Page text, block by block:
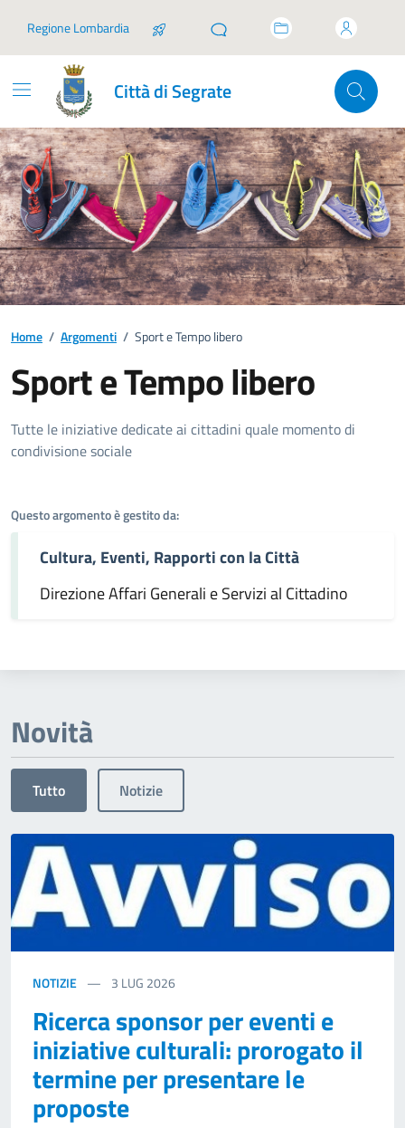
Regione Lombardia
Città di Segrate
Home / Argomenti / Sport e Tempo libero
Sport e Tempo libero
Dettagli dell'argomento
Tutte le iniziative dedicate ai cittadini quale momento di
condivisione sociale
Questo argomento è gestito da:
Cultura, Eventi, Rapporti con la Città
Direzione Affari Generali e Servizi al Cittadino
Novità
Tutto Notizie
NOTIZIE 3 LUG 2026
Ricerca sponsor per eventi e
iniziative culturali: prorogato il
termine per presentare le
proposte